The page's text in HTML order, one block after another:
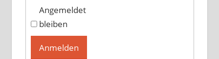
Angemeldet
bleiben
Anmelden